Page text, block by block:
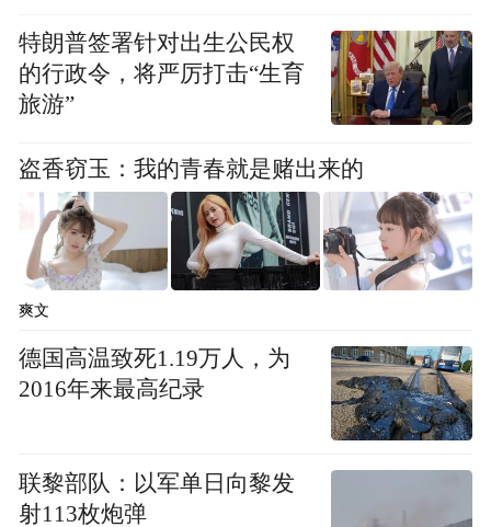
特朗普签署针对出生公民权
的行政令，将严厉打击“生育
旅游”
盗香窃玉：我的青春就是赌出来的
爽文
德国高温致死1.19万人，为
2016年来最高纪录
联黎部队：以军单日向黎发
射113枚炮弹